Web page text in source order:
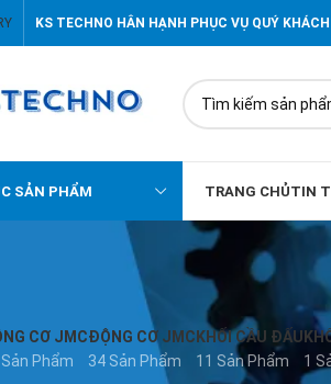
KS TECHNO HÂN HẠNH PHỤC VỤ QUÝ KHÁCH
SẢN PHẨM TRANG CHỦTIN
CƠ JMC
Phẩm
ĐỘNG CƠ JMC
34 Sản Phẩm
KHỐI CẦU ĐẤU
11 Sản Phẩm
1